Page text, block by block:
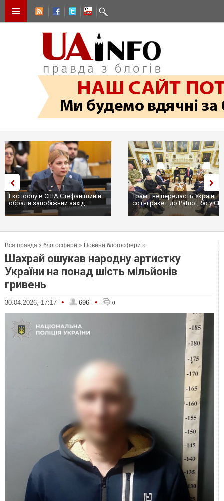
Експослу в США Стефанішиній
обрали запобіжний захід
Трамп не передасть Україні
сотні ракет до Patriot, бо у
...
Вся правда з блогосфери » Новини блогосфери »
Шахрай ошукав народну артистку
України на понад шість мільйонів
гривень
30.04.2026, 17:17 • 696 • 0